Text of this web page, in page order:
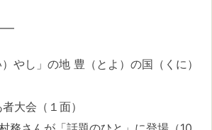
やし」の地 豊（とよ）の国（くに）
大会（１面）